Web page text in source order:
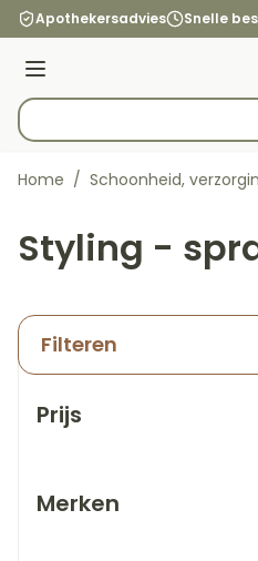
Ga naar de inhoud
Apothekersadvies Snelle
Menu
Product, merk, categorie...
Home / Schoonheid,
Styling -
Filteren
Prijs
Merken